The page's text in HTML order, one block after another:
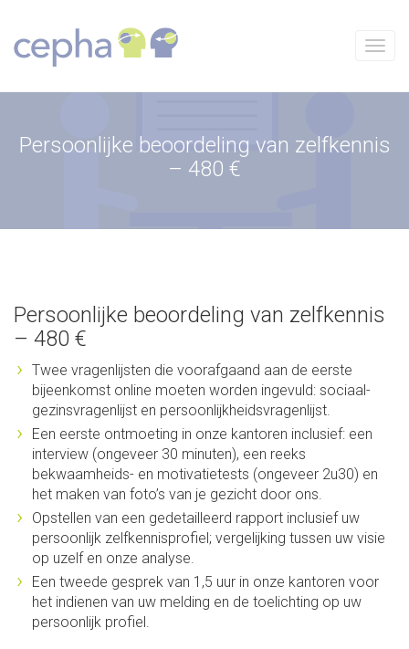
content
Menu
Persoonlijke beoordeling van zelfkennis
– 480 €
Persoonlijke beoordeling van zelfkennis
– 480 €
Twee vragenlijsten die voorafgaand aan de eerste
bijeenkomst online moeten worden ingevuld: sociaal-
gezinsvragenlijst en persoonlijkheidsvragenlijst.
Een eerste ontmoeting in onze kantoren inclusief: een
interview (ongeveer 30 minuten), een reeks
bekwaamheids- en motivatietests (ongeveer 2u30) en
het maken van foto’s van je gezicht door ons.
Opstellen van een gedetailleerd rapport inclusief uw
persoonlijk zelfkennisprofiel; vergelijking tussen uw visie
op uzelf en onze analyse.
Een tweede gesprek van 1,5 uur in onze kantoren voor
het indienen van uw melding en de toelichting op uw
persoonlijk profiel.